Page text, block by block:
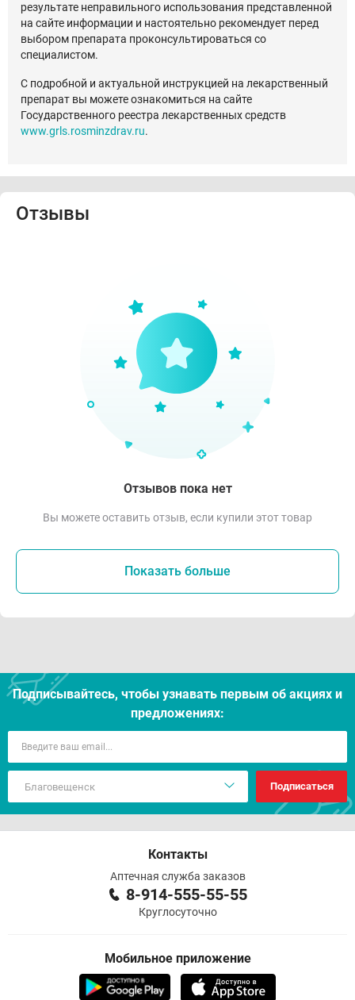
результате неправильного использования представленной
на сайте информации и настоятельно рекомендует перед
выбором препарата проконсультироваться со
специалистом.
С подробной и актуальной инструкцией на лекарственный
препарат вы можете ознакомиться на сайте
Государственного реестра лекарственных средств
www.grls.rosminzdrav.ru.
Отзывы
Отзывов пока нет
Вы можете оставить отзыв, если купили этот товар
Показать больше
Подписывайтесь, чтобы узнавать первым об акцияx и
предложениях:
Подписаться
Контакты
Аптечная служба заказов
8-914-555-55-55
Круглосуточно
Мобильное приложение